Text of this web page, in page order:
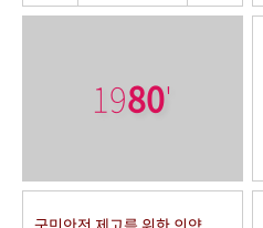
1980'